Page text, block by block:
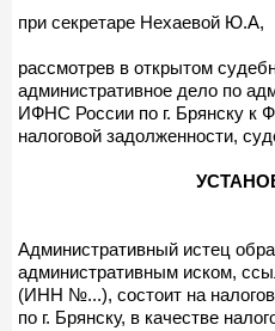
при секретаре Нехаевой Ю.А,
рассмотрев в открытом
административное дело по
ИФНС России по г. Брянску к
налоговой задолженности,
Административный истец
административным иском,
(ИНН №...), состоит на
по г. Брянску, в качестве